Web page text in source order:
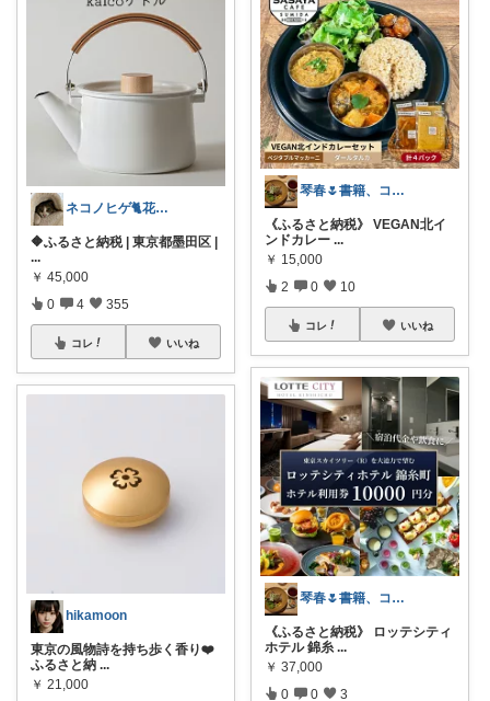
ネコノヒゲ🐈花好きオタクの庭🪴
🔶ふるさと納税 | 東京都墨田区 |
...
￥ 45,000
0 4 355
コレ いいね
hikamoon
東京の風物詩を持ち歩く香り❤️
ふるさと納 ...
￥ 21,000
琴春🌷書籍、コスメ好き📚💄
《ふるさと納税》 VEGAN北イ
ンドカレー ...
￥ 15,000
2 0 10
コレ いいね
琴春🌷書籍、コスメ好き📚💄
《ふるさと納税》 ロッテシティ
ホテル 錦糸 ...
￥ 37,000
0 0 3